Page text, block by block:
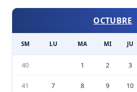
OCTUBRE
SM LU MA MI JU
40 1 2 3
41 7 8 9 10